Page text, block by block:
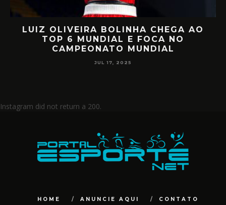
OLIVEIRA BOLINHA CHEGA AO
TOP 6 MUNDIAL E FOCA NO
CAMPEONATO MUNDIAL
JUL 17, 2025
Instagram did not return a 200.
HOME ANUNCIE AQUI CONTATO